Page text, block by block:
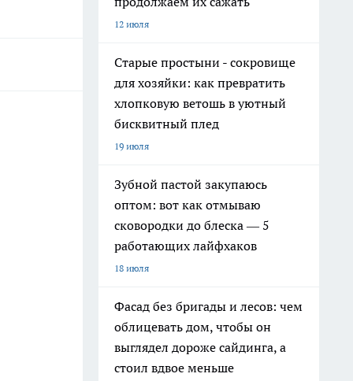
12 июля
Старые простыни - сокровище
для хозяйки: как превратить
хлопковую ветошь в уютный
бисквитный плед
19 июля
Зубной пастой закупаюсь
оптом: вот как отмываю
сковородки до блеска — 5
работающих лайфхаков
18 июля
Фасад без бригады и лесов: чем
облицевать дом, чтобы он
выглядел дороже сайдинга, а
стоил вдвое меньше